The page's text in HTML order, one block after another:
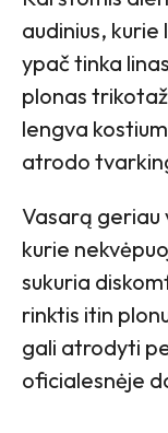
audinius,
ypač tinka
plonas
lengva
atrodo
Vasarą geriau
kurie
sukuria
rinktis itin
gali atrodyti
oficialesnėje